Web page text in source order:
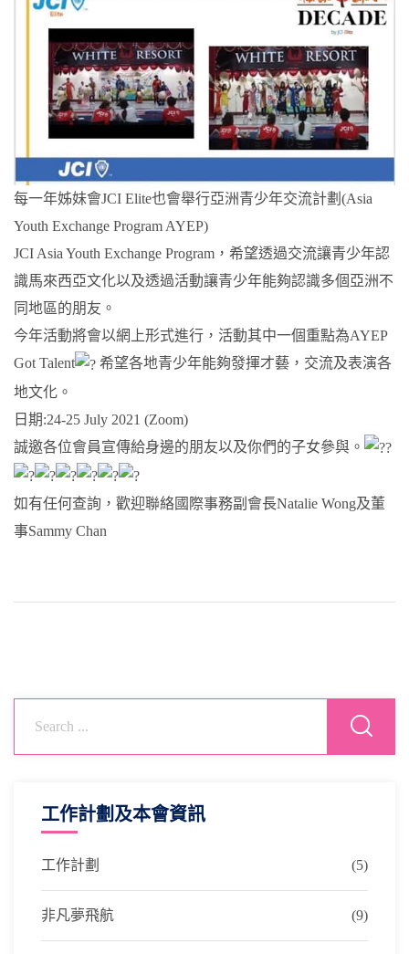
每一年姊妹會JCI Elite也會舉行亞洲青少年交流計劃(Asia
Youth Exchange Program AYEP)
JCI Asia Youth Exchange Program ，希望透過交流讓青少年認
識馬來西亞文化以及透過活動讓青少年能夠認識多個亞洲不
同地區的朋友。
今年活動將會以網上形式進行，活動其中一個重點為AYEP
Got Talent
希望各地青少年能夠發揮才藝，交流及表演各
地文化。
日期:24-25 July 2021 (Zoom)
誠邀各位會員宣傳給身邊的朋友以及你們的子女參與。
如有任何查詢，歡迎聯絡國際事務副會長Natalie Wong及董
事Sammy Chan
工作計劃及本會資訊
工作計劃 (5)
非凡夢飛航 (9)